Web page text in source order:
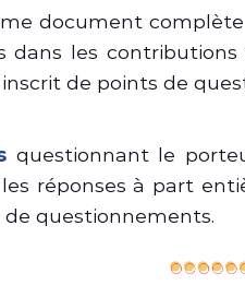
document
dans les
de points de
questionnant le
réponses à part
questionnements.